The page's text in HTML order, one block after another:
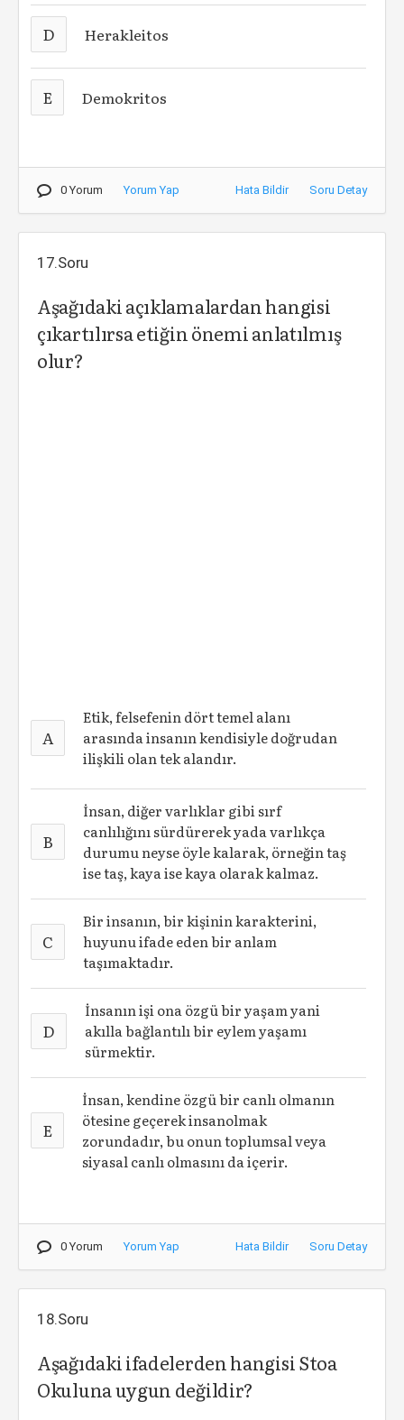
D Herakleitos
E Demokritos
0 Yorum Yorum Yap Hata Bildir Soru Detay
17.Soru
Aşağıdaki açıklamalardan hangisi
çıkartılırsa etiğin önemi anlatılmış
olur?
A
Etik, felsefenin dört temel alanı
arasında insanın kendisiyle doğrudan
ilişkili olan tek alandır.
B
İnsan, diğer varlıklar gibi sırf
canlılığını sürdürerek yada varlıkça
durumu neyse öyle kalarak, örneğin taş
ise taş, kaya ise kaya olarak kalmaz.
C
Bir insanın, bir kişinin karakterini,
huyunu ifade eden bir anlam
taşımaktadır.
D
İnsanın işi ona özgü bir yaşam yani
akılla bağlantılı bir eylem yaşamı
sürmektir.
E
İnsan, kendine özgü bir canlı olmanın
ötesine geçerek insanolmak
zorundadır, bu onun toplumsal veya
siyasal canlı olmasını da içerir.
0 Yorum Yorum Yap Hata Bildir Soru Detay
18.Soru
Aşağıdaki ifadelerden hangisi Stoa
Okuluna uygun değildir?